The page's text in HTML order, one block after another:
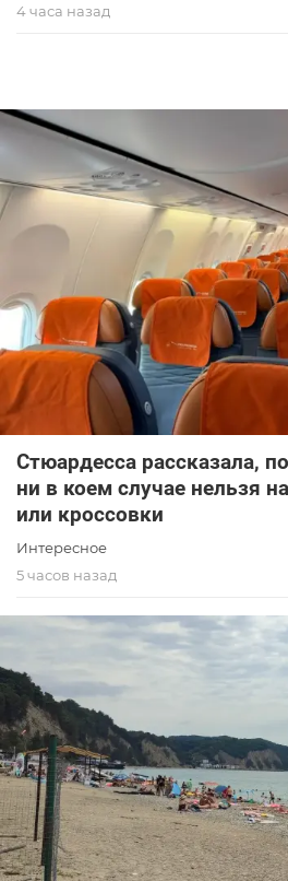
4 часа назад
Стюардесса рассказала,
ни в коем случае нельзя
или кроссовки
Интересное
5 часов назад